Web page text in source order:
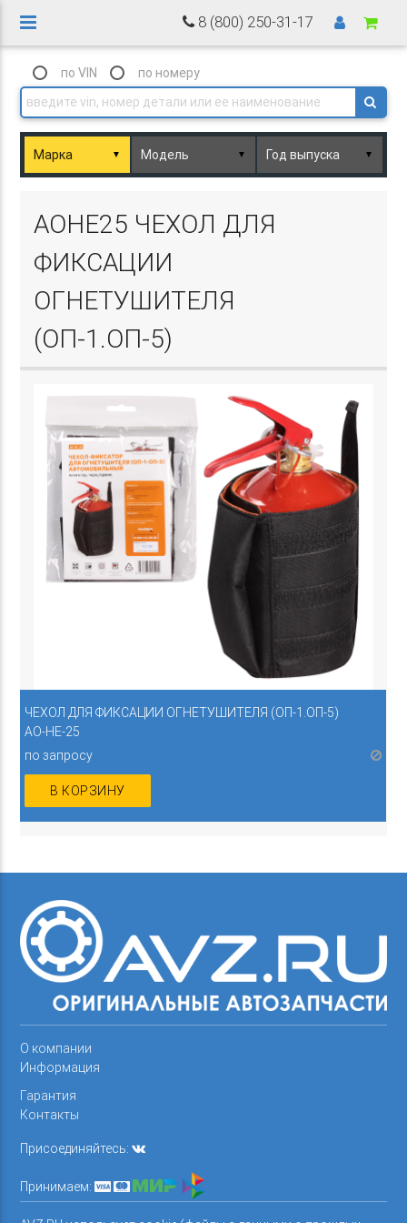
8 (800) 250-31-17
по VIN по номеру
▼ ▼ ▼
AOHE25 ЧЕХОЛ ДЛЯ
ФИКСАЦИИ
ОГНЕТУШИТЕЛЯ
(ОП-1.ОП-5)
ЧЕХОЛ ДЛЯ ФИКСАЦИИ ОГНЕТУШИТЕЛЯ (ОП-1.ОП-5)
AO-HE-25
по запросу
В КОРЗИНУ
О компании
Информация
Гарантия
Контакты
Присоединяйтесь:
Принимаем: